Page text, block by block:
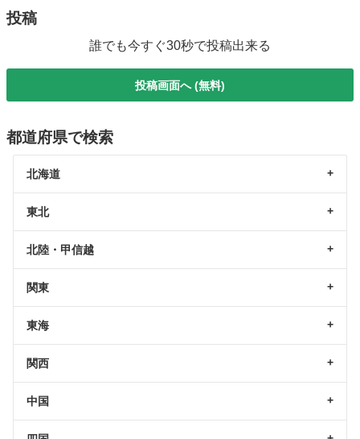
投稿
誰でも今すぐ30秒で投稿出来る
投稿画面へ (無料)
都道府県で検索
北海道
東北
北陸・甲信越
関東
東海
関西
中国